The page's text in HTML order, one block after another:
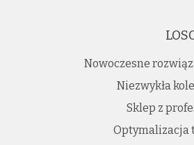
Nowoczesne
Niezwykła
Sklep z
Optymalizacja